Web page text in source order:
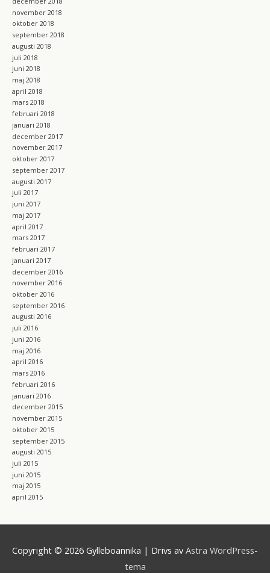
november 2018
oktober 2018
september 2018
augusti 2018
juli 2018
juni 2018
maj 2018
april 2018
mars 2018
februari 2018
januari 2018
december 2017
november 2017
oktober 2017
september 2017
augusti 2017
juli 2017
juni 2017
maj 2017
april 2017
mars 2017
februari 2017
januari 2017
december 2016
november 2016
oktober 2016
september 2016
augusti 2016
juli 2016
juni 2016
maj 2016
april 2016
mars 2016
februari 2016
januari 2016
december 2015
november 2015
oktober 2015
september 2015
augusti 2015
juli 2015
juni 2015
maj 2015
april 2015
Copyright © 2026 Gylleboannika | Drivs av Astra WordPress-
tema